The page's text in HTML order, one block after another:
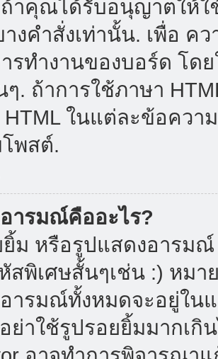
าคุณได้รับอนุญาตให้ใ
างคำสั่งเท่านั้น. เพื่อ
รทำงานของบอร์ด โด
. ถ้าการใช้ภาษา
HTML ในแต่ละข้อคว
พสต์.
ารมณ์คืออะไร?
ม หรือรูปแสดงอารมณ์
สพิเศษสั้นๆเช่น :) หมา
ารมณ์ทั้งหมดจะอยู่ใ
ย่าใช้รูปรอยยิ้มมากเกิ